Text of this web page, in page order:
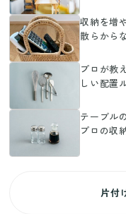
収納を増
散らから
プロが教
しい配置
テーブル
プロの収
片付